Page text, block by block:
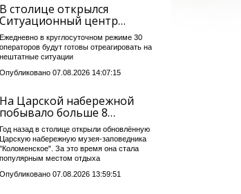
В столице открылся
Ситуационный центр…
Ежедневно в круглосуточном режиме 30
операторов будут готовы отреагировать на
нештатные ситуации
Опубликовано 07.08.2026 14:07:15
На Царской набережной
побывало больше 8…
Год назад в столице открыли обновлённую
Царскую набережную музея-заповедника
"Коломенское". За это время она стала
популярным местом отдыха
Опубликовано 07.08.2026 13:59:51